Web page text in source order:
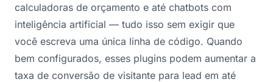
calculadoras de orçamento e até chatbots com
inteligência artificial — tudo isso sem exigir que
você escreva uma única linha de código. Quando
bem configurados, esses plugins podem aumentar a
taxa de conversão de visitante para lead em até